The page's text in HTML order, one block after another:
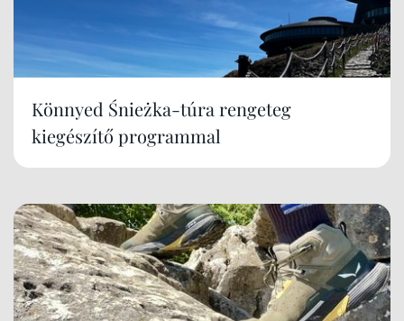
Könnyed Śnieżka-túra rengeteg
kiegészítő programmal